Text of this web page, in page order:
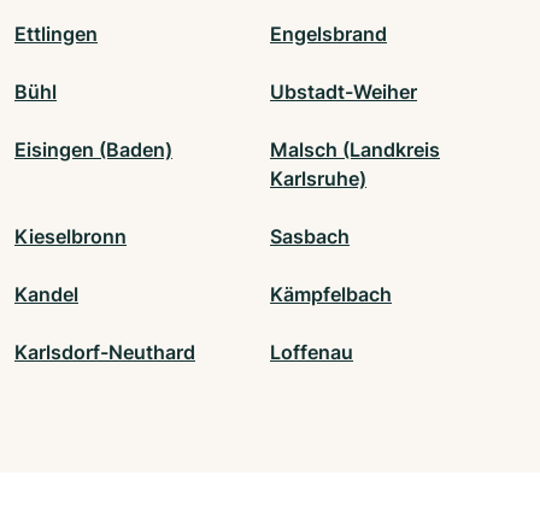
Ettlingen Engelsbrand
Bühl Ubstadt-Weiher
Eisingen (Baden)
Malsch (Landkreis
Karlsruhe)
Kieselbronn Sasbach
Kandel Kämpfelbach
Karlsdorf-Neuthard Loffenau